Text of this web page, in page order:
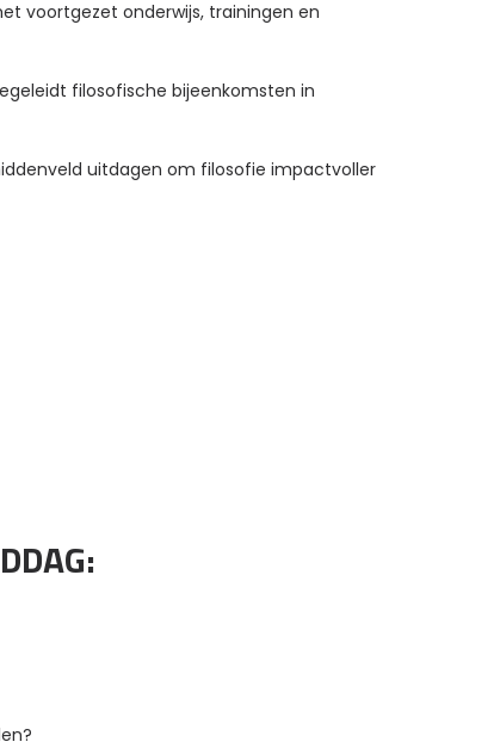
voortgezet onderwijs, trainingen en
filosofische bijeenkomsten in
uitdagen om filosofie impactvoller